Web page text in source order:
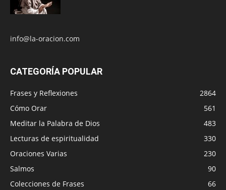
info@la-oracion.com
CATEGORÍA POPULAR
Frases y Reflexiones
2864
Cómo Orar
561
Meditar la Palabra de Dios
483
Lecturas de espiritualidad
330
Oraciones Varias
230
Salmos
90
Colecciones de Frases
66